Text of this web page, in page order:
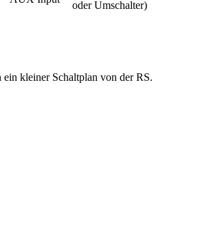
oder Umschalter)
ein kleiner Schaltplan von der RS.